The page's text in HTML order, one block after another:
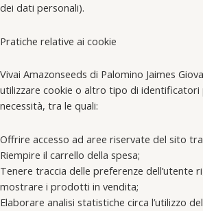
dei dati personali).
Pratiche relative ai cookie
Vivai Amazonseeds di Palomino Jaimes
utilizzare cookie o altro tipo di identificatori
necessità, tra le quali:
Offrire accesso ad aree riservate del sito
Riempire il carrello della spesa;
Tenere traccia delle preferenze dell’utente
mostrare i prodotti in vendita;
Elaborare analisi statistiche circa l’utilizzo